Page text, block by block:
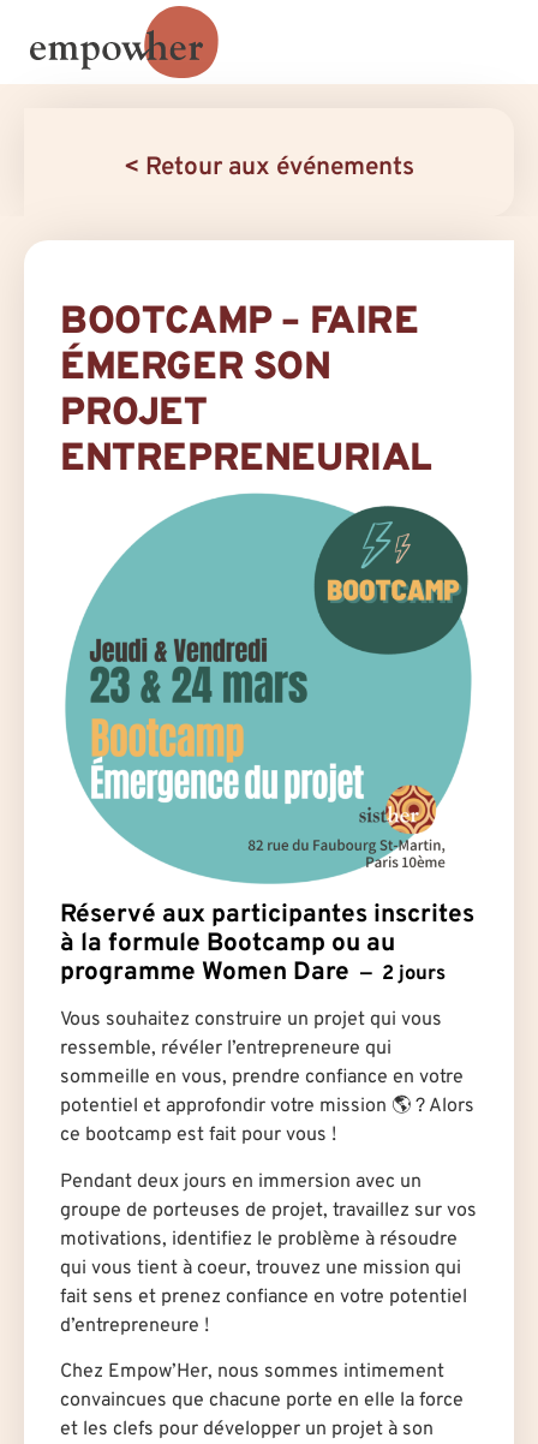
< Retour aux événements
BOOTCAMP – FAIRE
ÉMERGER SON
PROJET
ENTREPRENEURIAL
Réservé aux participantes inscrites
à la formule Bootcamp ou au
programme Women Dare
2 jours
Vous souhaitez construire un projet qui vous
ressemble, révéler l’entrepreneure qui
sommeille en vous, prendre confiance en votre
potentiel et approfondir votre mission 🌎 ? Alors
ce bootcamp est fait pour vous !
Pendant deux jours en immersion avec un
groupe de porteuses de projet, travaillez sur vos
motivations, identifiez le problème à résoudre
qui vous tient à coeur, trouvez une mission qui
fait sens et prenez confiance en votre potentiel
d’entrepreneure !
Chez Empow’Her, nous sommes intimement
convaincues que chacune porte en elle la force
et les clefs pour développer un projet à son